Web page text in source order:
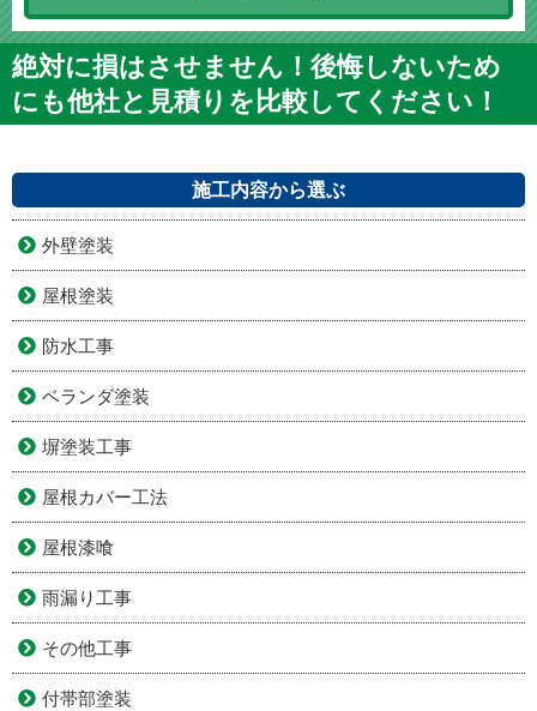
絶対に損はさせません！後悔しないため
にも他社と見積りを比較してください！
施工内容から選ぶ
外壁塗装
屋根塗装
防水工事
ベランダ塗装
塀塗装工事
屋根カバー工法
屋根漆喰
雨漏り工事
その他工事
付帯部塗装